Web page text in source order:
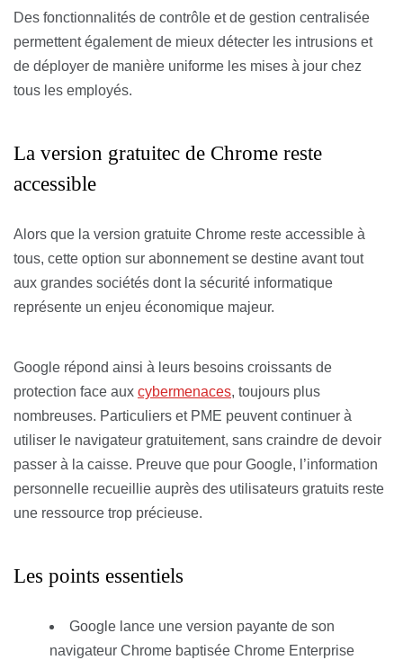
Des fonctionnalités de contrôle et de gestion centralisée
permettent également de mieux détecter les intrusions et
de déployer de manière uniforme les mises à jour chez
tous les employés.
La version gratuitec de Chrome reste
accessible
Alors que la version gratuite Chrome reste accessible à
tous, cette option sur abonnement se destine avant tout
aux grandes sociétés dont la sécurité informatique
représente un enjeu économique majeur.
Google répond ainsi à leurs besoins croissants de
protection face aux cybermenaces, toujours plus
nombreuses. Particuliers et PME peuvent continuer à
utiliser le navigateur gratuitement, sans craindre de devoir
passer à la caisse. Preuve que pour Google, l’information
personnelle recueillie auprès des utilisateurs gratuits reste
une ressource trop précieuse.
Les points essentiels
Google lance une version payante de son
navigateur Chrome baptisée Chrome Enterprise